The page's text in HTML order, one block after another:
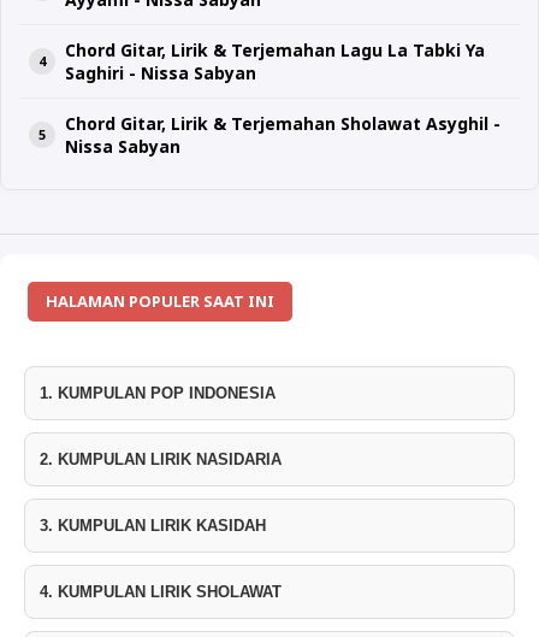
Chord Gitar, Lirik & Terjemahan Lagu La Tabki Ya
Saghiri - Nissa Sabyan
Chord Gitar, Lirik & Terjemahan Sholawat Asyghil -
Nissa Sabyan
HALAMAN POPULER SAAT INI
1. KUMPULAN POP INDONESIA
2. KUMPULAN LIRIK NASIDARIA
3. KUMPULAN LIRIK KASIDAH
4. KUMPULAN LIRIK SHOLAWAT